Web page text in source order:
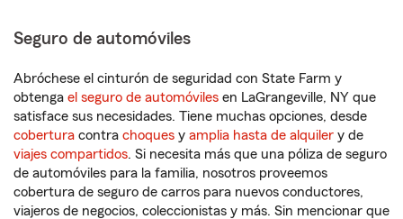
Seguro de automóviles
Abróchese el cinturón de seguridad con State Farm y
obtenga el seguro de automóviles en LaGrangeville, NY que
satisface sus necesidades. Tiene muchas opciones, desde
cobertura contra choques y amplia hasta de alquiler y de
viajes compartidos. Si necesita más que una póliza de seguro
de automóviles para la familia, nosotros proveemos
cobertura de seguro de carros para nuevos conductores,
viajeros de negocios, coleccionistas y más. Sin mencionar que